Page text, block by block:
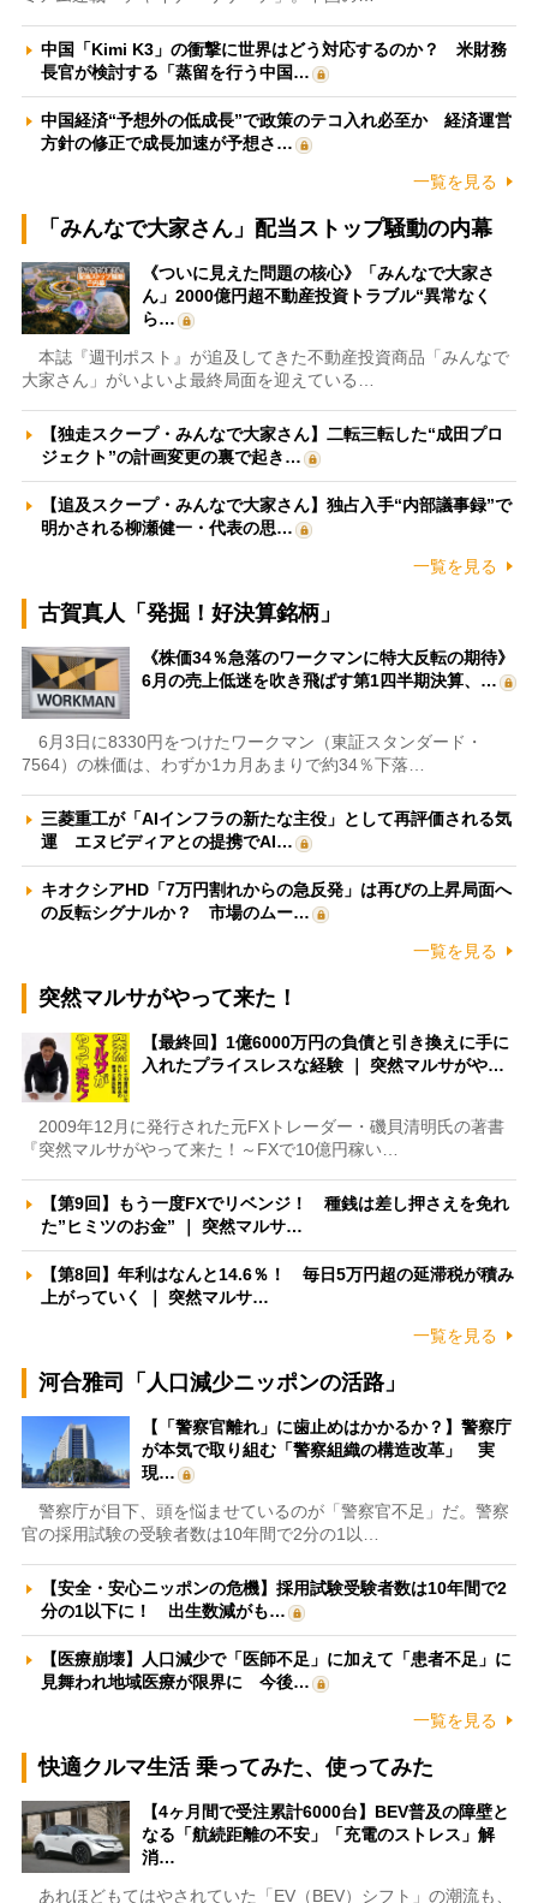
中国「Kimi K3」の衝撃に世界はどう対応するのか？ 米財務
長官が検討する「蒸留を行う中国…
中国経済“予想外の低成長”で政策のテコ入れ必至か 経済運営
方針の修正で成長加速が予想さ…
一覧を見る
「みんなで大家さん」配当ストップ騒動の内幕
《ついに見えた問題の核心》「みんなで大家さ
ん」2000億円超不動産投資トラブル“異常なく
ら…
本誌『週刊ポスト』が追及してきた不動産投資商品「みんなで
大家さん」がいよいよ最終局面を迎えている…
【独走スクープ・みんなで大家さん】二転三転した“成田プロ
ジェクト”の計画変更の裏で起き…
【追及スクープ・みんなで大家さん】独占入手“内部議事録”で
明かされる柳瀬健一・代表の思…
一覧を見る
古賀真人「発掘！好決算銘柄」
《株価34％急落のワークマンに特大反転の期待》
6月の売上低迷を吹き飛ばす第1四半期決算、…
6月3日に8330円をつけたワークマン（東証スタンダード・
7564）の株価は、わずか1カ月あまりで約34％下落…
三菱重工が「AIインフラの新たな主役」として再評価される気
運 エヌビディアとの提携でAI…
キオクシアHD「7万円割れからの急反発」は再びの上昇局面へ
の反転シグナルか？ 市場のムー…
一覧を見る
突然マルサがやって来た！
【最終回】1億6000万円の負債と引き換えに手に
入れたプライスレスな経験 ｜ 突然マルサがや…
2009年12月に発行された元FXトレーダー・磯貝清明氏の著書
『突然マルサがやって来た！～FXで10億円稼い…
【第9回】もう一度FXでリベンジ！ 種銭は差し押さえを免れ
た”ヒミツのお金” ｜ 突然マルサ…
【第8回】年利はなんと14.6％！ 毎日5万円超の延滞税が積み
上がっていく ｜ 突然マルサ…
一覧を見る
河合雅司「人口減少ニッポンの活路」
【「警察官離れ」に歯止めはかかるか？】警察庁
が本気で取り組む「警察組織の構造改革」 実
現…
警察庁が目下、頭を悩ませているのが「警察官不足」だ。警察
官の採用試験の受験者数は10年間で2分の1以…
【安全・安心ニッポンの危機】採用試験受験者数は10年間で2
分の1以下に！ 出生数減がも…
【医療崩壊】人口減少で「医師不足」に加えて「患者不足」に
見舞われ地域医療が限界に 今後…
一覧を見る
快適クルマ生活 乗ってみた、使ってみた
【4ヶ月間で受注累計6000台】BEV普及の障壁と
なる「航続距離の不安」「充電のストレス」解
消…
あれほどもてはやされていた「EV（BEV）シフト」の潮流も、